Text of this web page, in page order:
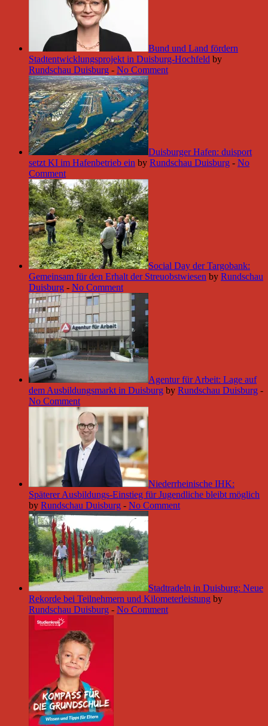
Bund und Land fördern
Stadtentwicklungsprojekt in Duisburg-Hochfeld by
Rundschau Duisburg - No Comment
Duisburger Hafen: duisport
setzt KI im Hafenbetrieb ein by Rundschau Duisburg - No
Comment
Social Day der Targobank:
Gemeinsam für den Erhalt der Streuobstwiesen by Rundschau
Duisburg - No Comment
Agentur für Arbeit: Lage auf
dem Ausbildungsmarkt in Duisburg by Rundschau Duisburg -
No Comment
Niederrheinische IHK:
Späterer Ausbildungs-Einstieg für Jugendliche bleibt möglich
by Rundschau Duisburg - No Comment
Stadtradeln in Duisburg: Neue
Rekorde bei Teilnehmern und Kilometerleistung by
Rundschau Duisburg - No Comment